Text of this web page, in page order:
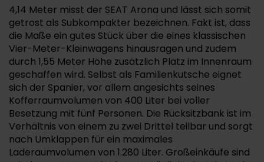
4,14 Meter misst der SEAT Arona und lässt sich somit
getrost als Subkompakter bezeichnen. Fakt ist, dass
die Maße ein gutes Stück über die eines klassischen
Vier-Meter-Kleinwagens hinausragen und zudem
durch 1,55 Meter Höhe zusätzlich Platz im Innenraum
geschaffen wird. Selbst als Familienkutsche eignet
sich der Spanier, vor allem angesichts seines
Kofferraumvolumen von 400 Liter bei voller
Besetzung mit fünf Personen. Die Rücksitzbank ist im
Verhältnis von einem zu zwei Drittel teilbar und sorgt
nach Umklappen für ein maximales
Laderaumvolumen von 1.280 Liter. Großeinkäufe sind